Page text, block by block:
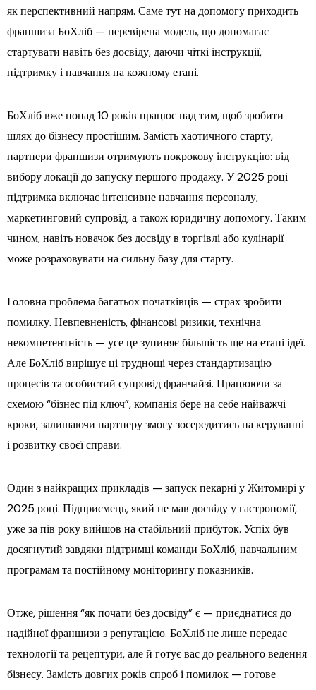
як перспективний напрям. Саме тут на допомогу приходить
франшиза БоХліб — перевірена модель, що допомагає
стартувати навіть без досвіду, даючи чіткі інструкції,
підтримку і навчання на кожному етапі.
БоХліб вже понад 10 років працює над тим, щоб зробити
шлях до бізнесу простішим. Замість хаотичного старту,
партнери франшизи отримують покрокову інструкцію: від
вибору локації до запуску першого продажу. У 2025 році
підтримка включає інтенсивне навчання персоналу,
маркетинговий супровід, а також юридичну допомогу. Таким
чином, навіть новачок без досвіду в торгівлі або кулінарії
може розраховувати на сильну базу для старту.
Головна проблема багатьох початківців — страх зробити
помилку. Невпевненість, фінансові ризики, технічна
некомпетентність — усе це зупиняє більшість ще на етапі ідеї.
Але БоХліб вирішує ці труднощі через стандартизацію
процесів та особистий супровід франчайзі. Працюючи за
схемою “бізнес під ключ”, компанія бере на себе найважчі
кроки, залишаючи партнеру змогу зосередитись на керуванні
і розвитку своєї справи.
Один з найкращих прикладів — запуск пекарні у Житомирі у
2025 році. Підприємець, який не мав досвіду у гастрономії,
уже за пів року вийшов на стабільний прибуток. Успіх був
досягнутий завдяки підтримці команди БоХліб, навчальним
програмам та постійному моніторингу показників.
Отже, рішення “як почати без досвіду” є — приєднатися до
надійної франшизи з репутацією. БоХліб не лише передає
технології та рецептури, але й готує вас до реального ведення
бізнесу. Замість довгих років спроб і помилок — готове